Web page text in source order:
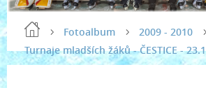
Fotoalbum
2009 - 2010
Turnaje mladších žáků - ČESTICE -